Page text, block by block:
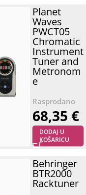
Planet
Waves
PWCT05
Chromatic
Instrument
Tuner and
Metronom
e
68,35 €
DODAJ U
KOŠARICU
Behringer
BTR2000
Racktuner